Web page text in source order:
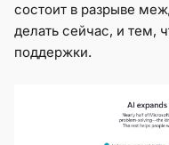
состоит в разрыве
делать сейчас, и тем,
поддержки.